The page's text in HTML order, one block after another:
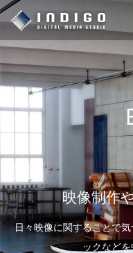
映像制作
日々映像に関することで
ックなど